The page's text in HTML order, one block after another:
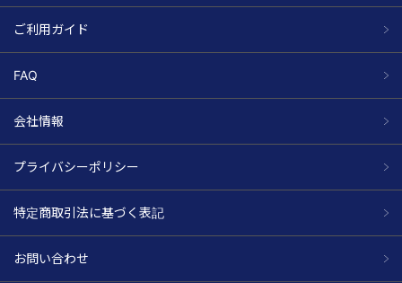
ご利用ガイド
FAQ
会社情報
プライバシーポリシー
特定商取引法に基づく表記
お問い合わせ